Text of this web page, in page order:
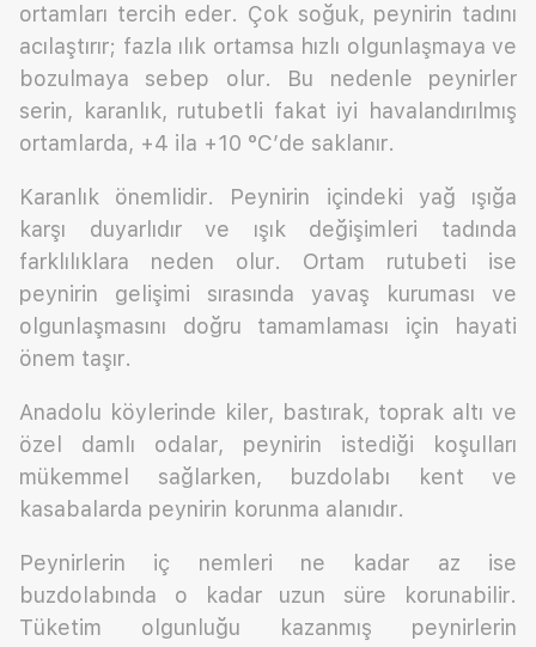
ortamları tercih eder. Çok soğuk, peynirin tadını
acılaştırır; fazla ılık ortamsa hızlı olgunlaşmaya ve
bozulmaya sebep olur. Bu nedenle peynirler
serin, karanlık, rutubetli fakat iyi havalandırılmış
ortamlarda, +4 ila +10 °C’de saklanır.
Karanlık önemlidir. Peynirin içindeki yağ ışığa
karşı duyarlıdır ve ışık değişimleri tadında
farklılıklara neden olur. Ortam rutubeti ise
peynirin gelişimi sırasında yavaş kuruması ve
olgunlaşmasını doğru tamamlaması için hayati
önem taşır.
Anadolu köylerinde kiler, bastırak, toprak altı ve
özel damlı odalar, peynirin istediği koşulları
mükemmel sağlarken, buzdolabı kent ve
kasabalarda peynirin korunma alanıdır.
Peynirlerin iç nemleri ne kadar az ise
buzdolabında o kadar uzun süre korunabilir.
Tüketim olgunluğu kazanmış peynirlerin